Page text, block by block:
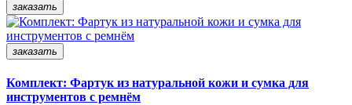
заказать
заказать
Комплект: Фартук из натуральной кожи и сумка для
инструментов с ремнём